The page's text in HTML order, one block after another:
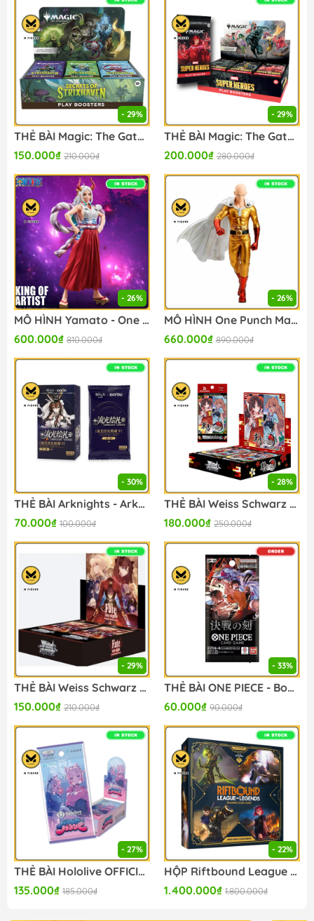
- 29%
THẺ BÀI Magic: The Gathering - Secrets of Strixhaven Play Booster Box - Trading Card Game (Wizards of the Coast) - CARD GAME CHÍNH HÃNG FIGURE CHÍNH HÃNG
150.000₫ 210.000₫
- 29%
THẺ BÀI Magic: The Gathering - Marvel Super Heroes Play Booster Box - Trading Card Game (Wizards of the Coast) - CARD GAME CHÍNH HÃNG FIGURE CHÍNH HÃNG
200.000₫ 280.000₫
- 26%
MÔ HÌNH Yamato - One Piece - King of Artist - Special Ver. (Bandai Spirits) FIGURE CHÍNH HÃNG
600.000₫ 810.000₫
- 26%
MÔ HÌNH One Punch Man - Saitama - Grandista - Metallic Ver. (Bandai Spirits)FIGURE CHÍNH HÃNG
660.000₫ 890.000₫
- 30%
THẺ BÀI Arknights - Arknights x Kayou Luminescent Serenade - Collectible Cards - Vol. 1 (Kayou) PACK CARD CHÍNH HÃNG
70.000₫ 100.000₫
- 28%
THẺ BÀI Weiss Schwarz - Touhou Project ~ Black and White Lotus Land - Booster Box (Bushiroad) PACK CARD CHÍNH HÃNG
180.000₫ 250.000₫
- 29%
THẺ BÀI Weiss Schwarz - Fate/stay night - Unlimited Blade Works Vol. II (Bushiroad) - PACK CARD CHÍNH HÃNG
150.000₫ 210.000₫
- 33%
THẺ BÀI ONE PIECE - Booster Pack OP-16 (Bandai Namco) PACK CARD CHÍNH HÃNG
60.000₫ 90.000₫
- 27%
THẺ BÀI Hololive OFFICIAL CARD GAME - Bouncer Bound - Booster Box (Hololive OFFICIAL) PACK CARD CHÍNH HÃNG
135.000₫ 185.000₫
- 22%
HỘP Riftbound League of Legends 2025 TCG - Set 1 - Origins - Box Set - Proving Grounds (Riot Games) BOX CARD CHÍNH HÃNG
1.400.000₫ 1.800.000₫